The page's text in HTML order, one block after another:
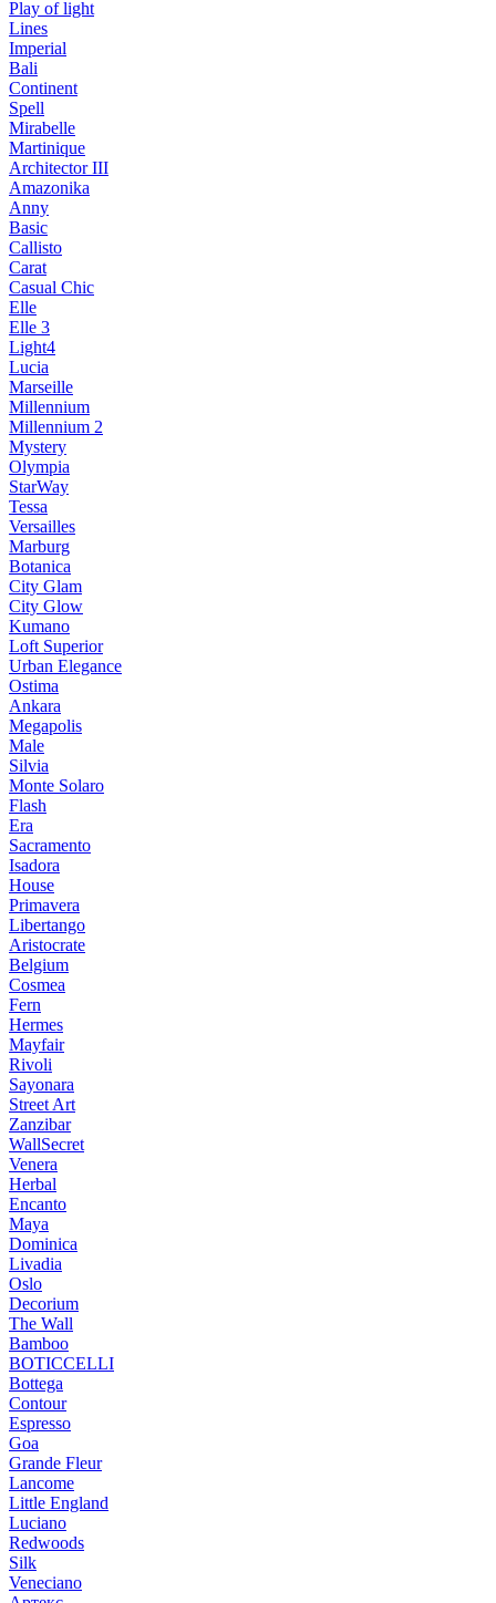
Play of light
Lines
Imperial
Bali
Continent
Spell
Mirabelle
Martinique
Architector III
Amazonika
Anny
Basic
Callisto
Carat
Casual Chic
Elle
Elle 3
Light4
Lucia
Marseille
Millennium
Millennium 2
Mystery
Olympia
StarWay
Tessa
Versailles
Marburg
Botanica
City Glam
City Glow
Kumano
Loft Superior
Urban Elegance
Ostima
Ankara
Megapolis
Male
Silvia
Monte Solaro
Flash
Era
Sacramento
Isadora
House
Primavera
Libertango
Aristocrate
Belgium
Cosmea
Fern
Hermes
Mayfair
Rivoli
Sayonara
Street Art
Zanzibar
WallSecret
Venera
Herbal
Encanto
Maya
Dominica
Livadia
Oslo
Decorium
The Wall
Bamboo
BOTICCELLI
Bottega
Contour
Espresso
Goa
Grande Fleur
Lancome
Little England
Luciano
Redwoods
Silk
Veneciano